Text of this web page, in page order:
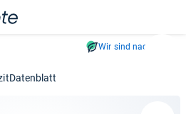
Wir sind nachhaltig
Datenblatt